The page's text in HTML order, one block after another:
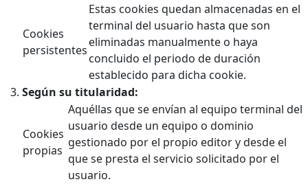
Cookies
persistentes
Estas cookies quedan almacenadas en el
terminal del usuario hasta que son
eliminadas manualmente o haya
concluido el periodo de duración
establecido para dicha cookie.
Según su titularidad:
Cookies
propias
Aquéllas que se envían al equipo terminal del
usuario desde un equipo o dominio
gestionado por el propio editor y desde el
que se presta el servicio solicitado por el
usuario.